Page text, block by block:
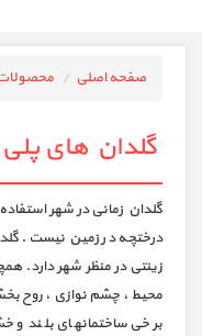
صفحه اصلی
گلدان های پلی
گلدان زمانی در شهر
درختچه در زمین نیست.
زینتی در منظر شهر دارد.
محیط ، چشم نوازی ، روح
برخی ساختمانهای بلند و